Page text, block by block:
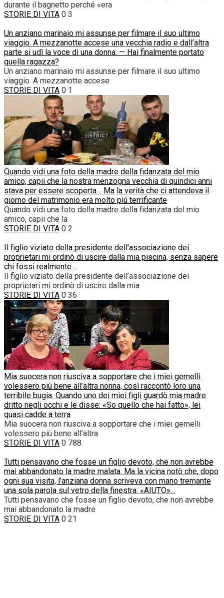
durante il bagnetto perché «era
STORIE DI VITA 0 3
Un anziano marinaio mi assunse per filmare il suo ultimo
viaggio. A mezzanotte accese una vecchia radio e dall’altra
parte si udì la voce di una donna: — Hai finalmente portato
quella ragazza?
Un anziano marinaio mi assunse per filmare il suo ultimo
viaggio. A mezzanotte accese
STORIE DI VITA 0 1
Quando vidi una foto della madre della fidanzata del mio
amico, capii che la nostra menzogna vecchia di quindici anni
stava per essere scoperta… Ma la verità che ci attendeva il
giorno del matrimonio era molto più terrificante
Quando vidi una foto della madre della fidanzata del mio
amico, capii che la
STORIE DI VITA 0 2
Il figlio viziato della presidente dell’associazione dei
proprietari mi ordinò di uscire dalla mia piscina, senza sapere
chi fossi realmente…
Il figlio viziato della presidente dell’associazione dei
proprietari mi ordinò di uscire dalla mia
STORIE DI VITA 0 36
Mia suocera non riusciva a sopportare che i miei gemelli
volessero più bene all’altra nonna, così raccontò loro una
terribile bugia. Quando uno dei miei figli guardò mia madre
dritto negli occhi e le disse: «So quello che hai fatto», lei
quasi cadde a terra
Mia suocera non riusciva a sopportare che i miei gemelli
volessero più bene all’altra
STORIE DI VITA 0 788
Tutti pensavano che fosse un figlio devoto, che non avrebbe
mai abbandonato la madre malata. Ma la vicina notò che, dopo
ogni sua visita, l’anziana donna scriveva con mano tremante
una sola parola sul vetro della finestra: «AIUTO»…
Tutti pensavano che fosse un figlio devoto, che non avrebbe
mai abbandonato la madre
STORIE DI VITA 0 21